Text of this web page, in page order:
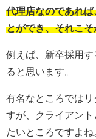
代理店なのであれ
とができ、それこ
例えば、新卒採用
ると思います。
有名なところでは
すが、クライアン
たいところですよね